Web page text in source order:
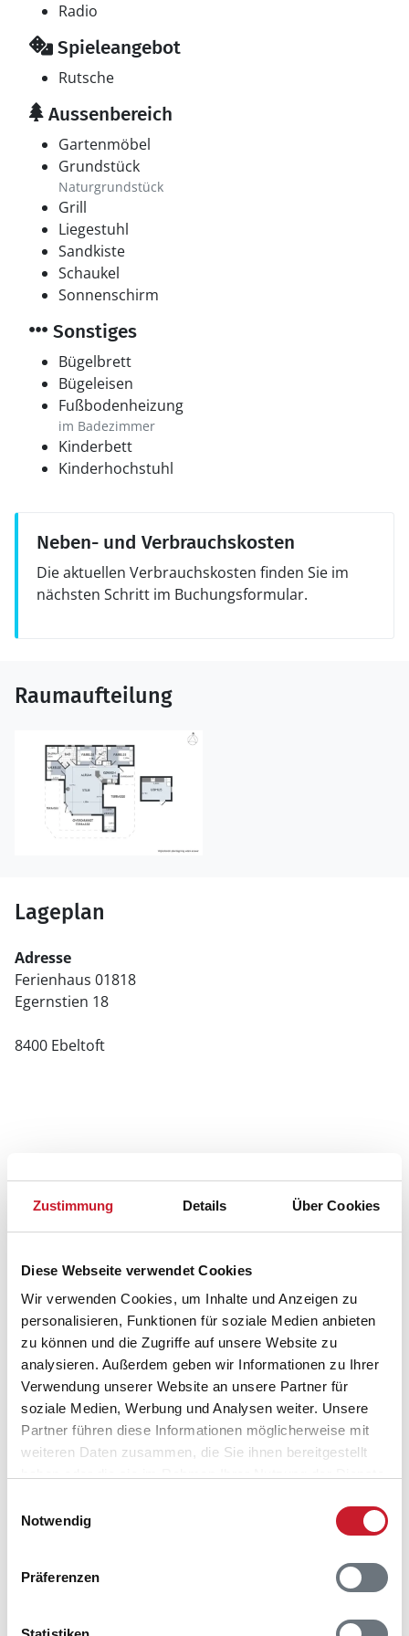
Zustimmung Details Über Cookies
Diese Webseite verwendet Cookies
Wir verwenden Cookies, um Inhalte und Anzeigen zu
personalisieren, Funktionen für soziale Medien anbieten
zu können und die Zugriffe auf unsere Website zu
analysieren. Außerdem geben wir Informationen zu Ihrer
Verwendung unserer Website an unsere Partner für
soziale Medien, Werbung und Analysen weiter. Unsere
Partner führen diese Informationen möglicherweise mit
weiteren Daten zusammen, die Sie ihnen bereitgestellt
Notwendig
Präferenzen
Radio
Spieleangebot
Rutsche
Aussenbereich
Gartenmöbel
Grundstück
Naturgrundstück
Grill
Liegestuhl
Sandkiste
Schaukel
Sonnenschirm
Sonstiges
Bügelbrett
Bügeleisen
Fußbodenheizung
im Badezimmer
Kinderbett
Kinderhochstuhl
Neben- und Verbrauchskosten
Die aktuellen Verbrauchskosten finden Sie im
nächsten Schritt im Buchungsformular.
Raumaufteilung
Lageplan
Adresse
Ferienhaus 01818
Egernstien 18
8400 Ebeltoft
Belegungskalender
Anreisetag im Belegungskalender anklicken